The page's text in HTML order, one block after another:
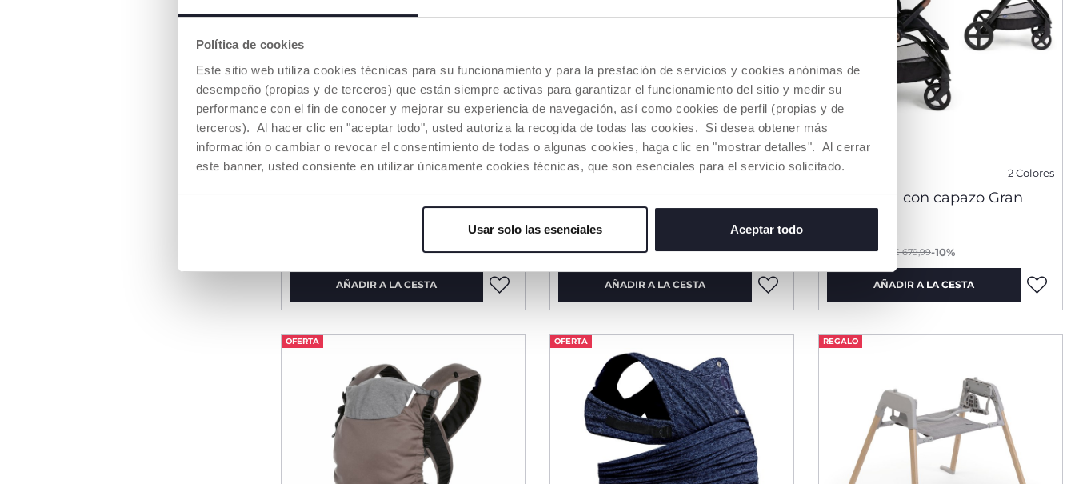
Política de cookies
Este sitio web utiliza cookies técnicas para su funcionamiento y para la prestación de servicios y cookies anónimas de
desempeño (propias y de terceros) que están siempre activas para garantizar el funcionamiento del sitio y medir su
performance con el fin de conocer y mejorar su experiencia de navegación, así como cookies de perfil (propias y de
terceros). Al hacer clic en "aceptar todo", usted autoriza la recogida de todas las cookies. Si desea obtener más
información o cambiar o revocar el consentimiento de todas o algunas cookies, haga clic en "mostrar detalles". Al cerrar
este banner, usted consiente en utilizar únicamente cookies técnicas, que son esenciales para el servicio solicitado.
Usar solo las esenciales Aceptar todo
2 Colores
Silla de Paseo Mysa
AÑADIR A LA CESTA
Liteway 4 Silla paseo bebé
€ 179,99
AÑADIR A LA CESTA
2 Colores
Duo Mysa con capazo Gran
Comfort
Precio anterior: € 679,99-10%
AÑADIR A LA CESTA
OFERTA OFERTA REGALO